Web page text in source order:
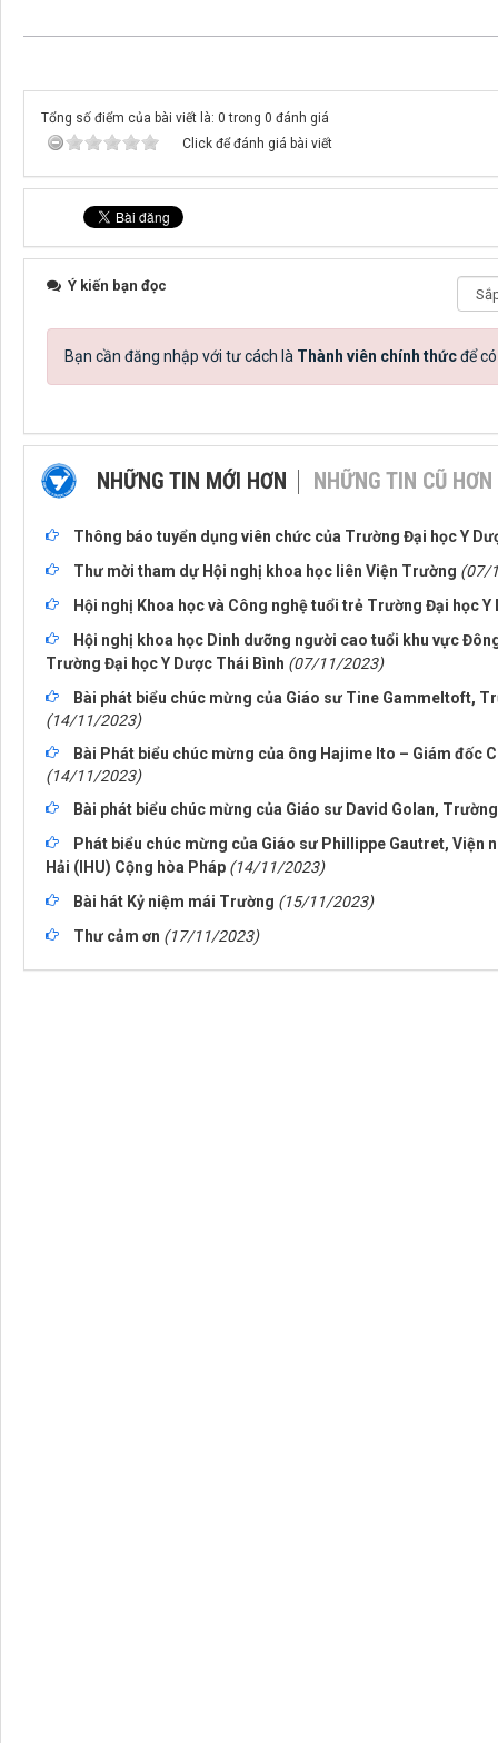
Tổng số điểm của bài viết là: 0 trong 0 đánh giá
Click để đánh giá bài viết
Ý kiến bạn đọc
Bạn cần đăng nhập với tư cách là Thành viên chính thứcđể
NHỮNG TIN MỚI HƠN NHỮNG TIN CŨ HƠN
Thông báo tuyển dụng viên chức của Trường Đại học Y
Thư mời tham dự Hội nghị khoa học liên Viện Trường (07/
Hội nghị Khoa học và Công nghệ tuổi trẻ Trường Đại học
Hội nghị khoa học Dinh dưỡng người cao tuổi khu vực
Trường Đại học Y Dược Thái Bình (07/11/2023)
Bài phát biểu chúc mừng của Giáo sư Tine Gammeltoft,
(14/11/2023)
Bài Phát biểu chúc mừng của ông Hajime Ito – Giám đốc
(14/11/2023)
Bài phát biểu chúc mừng của Giáo sư David Golan,
Phát biểu chúc mừng của Giáo sư Phillippe Gautret, Viện
Hải (IHU) Cộng hòa Pháp (14/11/2023)
Bài hát Kỷ niệm mái Trường (15/11/2023)
Thư cảm ơn (17/11/2023)